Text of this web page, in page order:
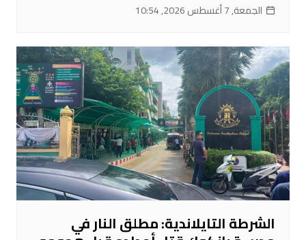
الجمعة, 7 أغسطس 2026, 10:54
الشرطة التايلاندية: مطلق النار في